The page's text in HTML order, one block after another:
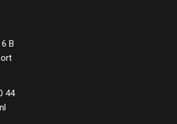
B
44